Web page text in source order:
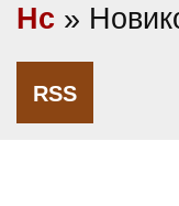
Нс »
RSS